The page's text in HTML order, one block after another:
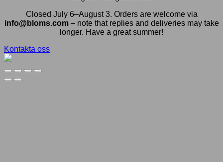
Closed July 6–August 3. Orders are welcome via
info@bloms.com– note that replies and deliveries may take
longer. Have a great summer!
Kontakta oss